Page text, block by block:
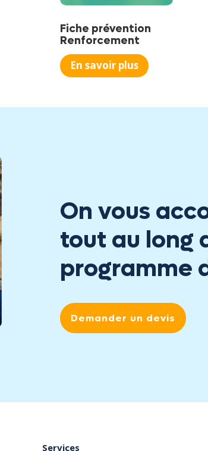
Fiche prévention
Renforcement
En savoir plus
On vous
tout au long
programme
Demander un devis
Services